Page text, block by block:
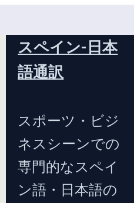
スペイン-日本
語通訳
スポーツ・ビジ
ネスシーンでの
専門的なスペイ
ン語・日本語の